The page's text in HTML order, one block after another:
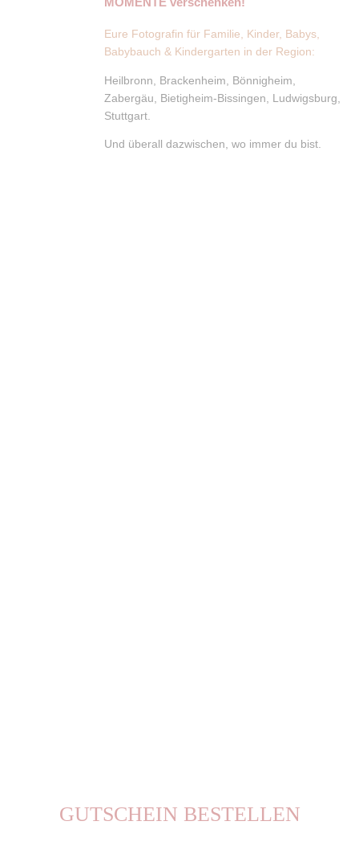
Eure Fotografin für Familie, Kinder, Babys,
Babybauch & Kindergarten in der Region:
Heilbronn, Brackenheim, Bönnigheim,
Zabergäu, Bietigheim-Bissingen, Ludwigsburg,
Stuttgart.
Und überall dazwischen, wo immer du bist.
GUTSCHEIN BESTELLEN